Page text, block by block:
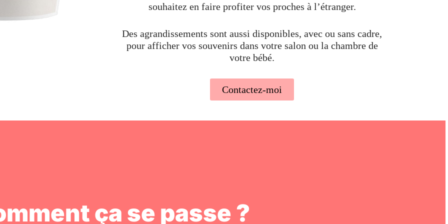
souhaitez en faire profiter vos proches à l’étranger.
Des agrandissements sont aussi disponibles, avec ou sans cadre,
pour afficher vos souvenirs dans votre salon ou la chambre de
votre bébé.
Contactez-moi
ça se passe ?